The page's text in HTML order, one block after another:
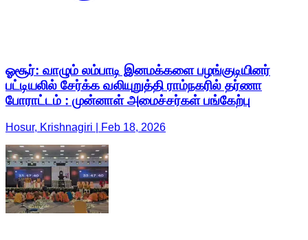
ஓசூர்: வாழும் லம்பாடி இனமக்களை பழங்குடியினர்
பட்டியலில் சேர்க்க வலியுறுத்தி ராம்நகரில் தர்ணா
போராட்டம் : முன்னாள் அமைச்சர்கள் பங்கேற்பு
Hosur, Krishnagiri | Feb 18, 2026